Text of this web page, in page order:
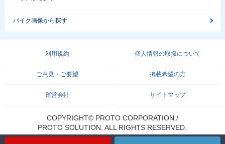
バイク画像から探す
利用規約 個人情報の取扱について
ご意見・ご要望 掲載希望の方
運営会社 サイトマップ
COPYRIGHT© PROTO CORPORATION./
PROTO SOLUTION. ALL RIGHTS RESERVED.